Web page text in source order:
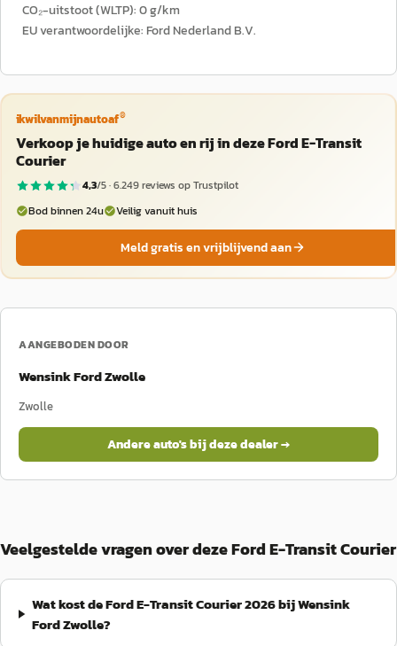
CO₂-uitstoot (WLTP): 0 g/km
EU verantwoordelijke: Ford Nederland B.V.
ikwilvanmijnautoaf®
Verkoop je huidige auto en rij in deze Ford E-Transit
Courier
4,3/5 ·6.249reviews op Trustpilot
Bod binnen 24u
Veilig vanuit huis
Meld gratis en vrijblijvend aan
AANGEBODEN DOOR
Wensink Ford Zwolle
Zwolle
Andere auto's bij deze dealer →
Veelgestelde vragen over deze Ford E-Transit Courier
Wat kost de Ford E-Transit Courier 2026 bij Wensink
Ford Zwolle?